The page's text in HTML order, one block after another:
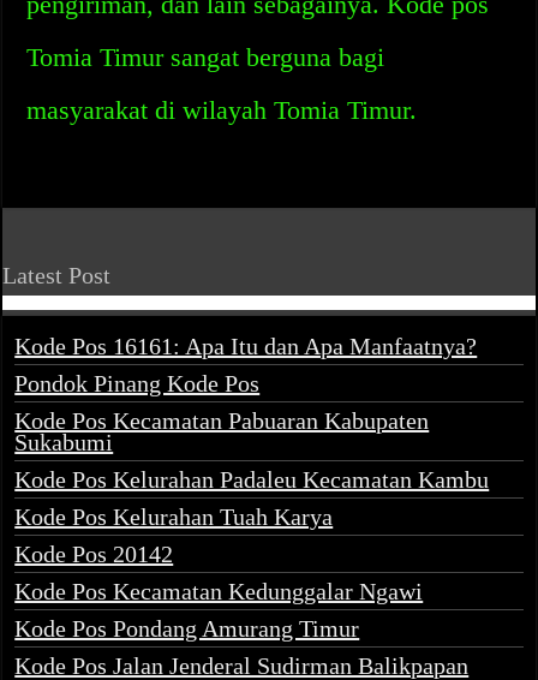
Tomia Timur sangat berguna bagi
masyarakat di wilayah Tomia Timur.
Latest Post
Kode Pos 16161: Apa Itu dan Apa Manfaatnya?
Pondok Pinang Kode Pos
Kode Pos Kecamatan Pabuaran Kabupaten
Sukabumi
Kode Pos Kelurahan Padaleu Kecamatan Kambu
Kode Pos Kelurahan Tuah Karya
Kode Pos 20142
Kode Pos Kecamatan Kedunggalar Ngawi
Kode Pos Pondang Amurang Timur
Kode Pos Jalan Jenderal Sudirman Balikpapan